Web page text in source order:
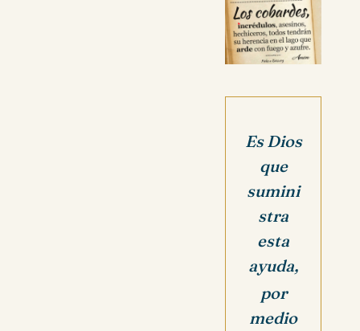
Es Dios
que
sumini
stra
esta
ayuda,
por
medio